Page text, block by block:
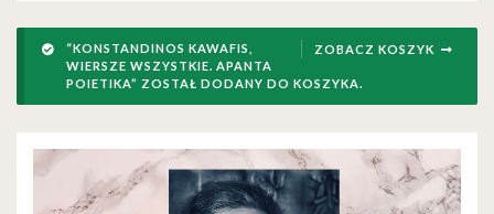
ZOBACZ KOSZYK
“KONSTANDINOS KAWAFIS,
WIERSZE WSZYSTKIE. APANTA
POIETIKA” ZOSTAŁ DODANY DO KOSZYKA.